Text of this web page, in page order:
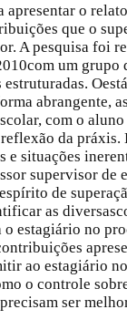
o
que o
A pesquisa foi
um grupo
abrangente,
com o
da práxis.
e situações
supervisor de
de
as
estagiário no
ao estagiário
o controle
ser